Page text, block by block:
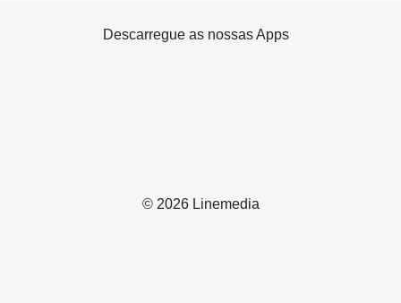
© 2026 Linemedia
Descarregue as nossas Apps